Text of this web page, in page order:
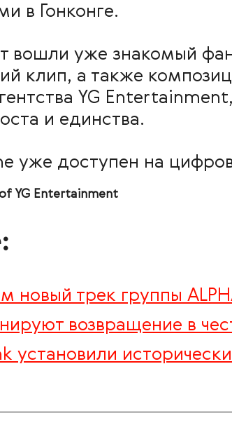
в Гонконге.
вошли уже знакомый
клип, а также
YG
и единства.
уже доступен на
YG Entertainment
новый трек группы
возвращение в
установили